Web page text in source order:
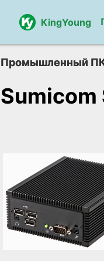
KingYoung
Промышленный
Sumicom